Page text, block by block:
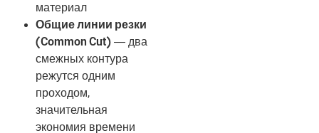
материал
Общие линии резки
(Common Cut) — два
смежных контура
режутся одним
проходом,
значительная
экономия времени